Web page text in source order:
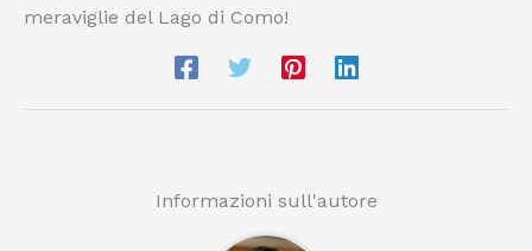
meraviglie del Lago di Como!
Informazioni sull'autore